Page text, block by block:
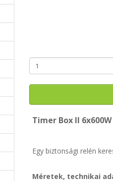
Timer Box II 6x600W
Egy biztonsági relén
Méretek, technikai